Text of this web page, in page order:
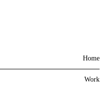
Home
Work